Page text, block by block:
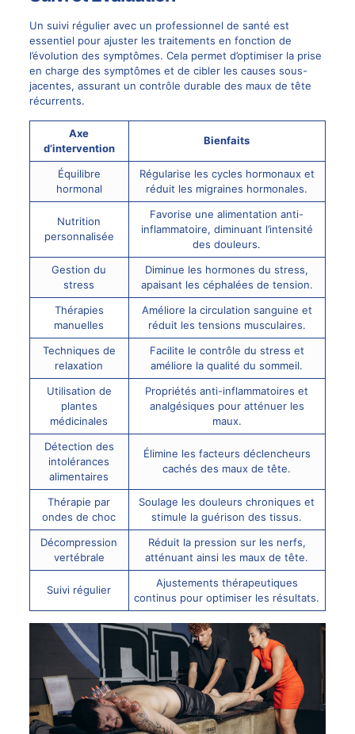
Un suivi régulier avec un professionnel de santé est
essentiel pour ajuster les traitements en fonction de
l’évolution des symptômes. Cela permet d’optimiser la prise
en charge des symptômes et de cibler les causes sous-
jacentes, assurant un contrôle durable des maux de tête
récurrents.
Axe
d’intervention
Bienfaits
Équilibre
hormonal
Régularise les cycles hormonaux et
réduit les migraines hormonales.
Nutrition
personnalisée
Favorise une alimentation anti-
inflammatoire, diminuant l’intensité
des douleurs.
Gestion du
stress
Diminue les hormones du stress,
apaisant les céphalées de tension.
Thérapies
manuelles
Améliore la circulation sanguine et
réduit les tensions musculaires.
Techniques de
relaxation
Facilite le contrôle du stress et
améliore la qualité du sommeil.
Utilisation de
plantes
médicinales
Propriétés anti-inflammatoires et
analgésiques pour atténuer les
maux.
Détection des
intolérances
alimentaires
Élimine les facteurs déclencheurs
cachés des maux de tête.
Thérapie par
ondes de choc
Soulage les douleurs chroniques et
stimule la guérison des tissus.
Décompression
vertébrale
Réduit la pression sur les nerfs,
atténuant ainsi les maux de tête.
Suivi régulier
Ajustements thérapeutiques
continus pour optimiser les résultats.